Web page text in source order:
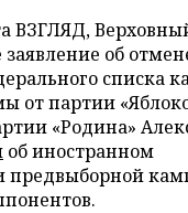
ВЗГЛЯД,
заявление об
списка
от партии
«Родина»
об иностранном
предвыборной